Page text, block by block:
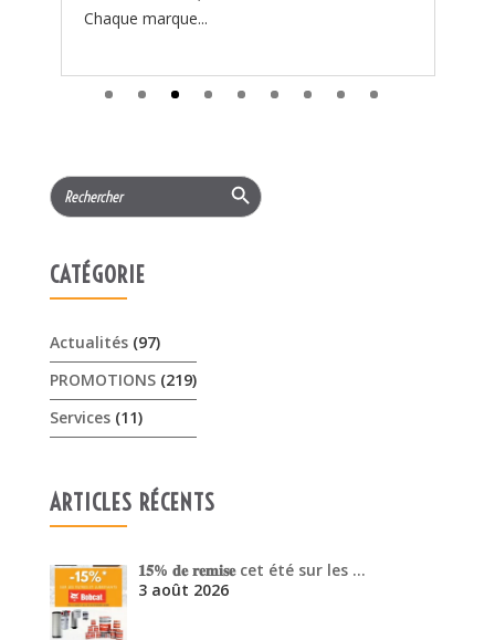
CATÉGORIE
PROMOTIONS
𝟏𝟓% 𝐝𝐞 𝐫𝐞𝐦𝐢𝐬𝐞 cet été sur les …
3 août 2026
Offres Pellenc olivion peigne …